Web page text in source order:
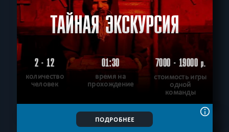
ТАЙНАЯ ЭКСКУРСИЯ
2 - 12
количество
человек
01:30
время на
прохождение
7000 - 19000р.
стоимость игры
одной
команды
ПОДРОБНЕЕ